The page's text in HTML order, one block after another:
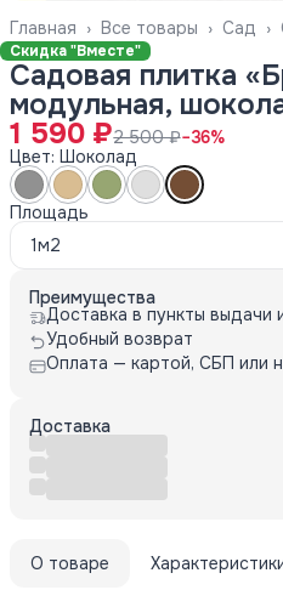
Сад ›
Все товары ›
Главная ›
Скидка "Вместе"
Садовая плитка
модульная,
1 590 ₽2 500 ₽−36%
Цвет: Шоколад
Площадь
1м2
Преимущества
Доставка в пункты выдачи
Удобный возврат
Оплата — картой, СБП или
Доставка
О товаре